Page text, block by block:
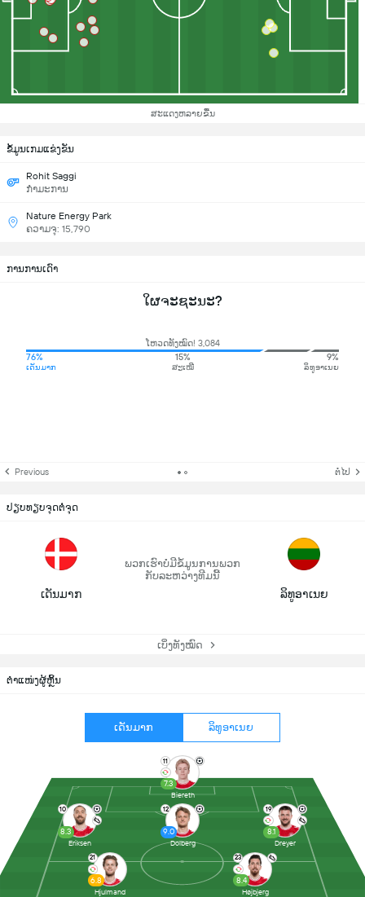
ສະແດງຫລາຍຂື້ນ
ຕຳແໜ່ງຜູ້ຫຼິ້ນ
ເດັນມາກ ລິທູອາເນຍ
21
6.8
Hjulmand
23
8.4
Højbjerg
10
8.3
Eriksen
12
9.0
Dolberg
19
8.1
Dreyer
11
7.3
Biereth
ຂ້ໍມູນເກມແຂ່ງຂັນ
Rohit Saggi
ກຳມະການ
Nature Energy Park
ຄວາມຈຸ: 15,790
ການການເດົາ
ໃຜຈະຊະນະ?
ໂຫວດທັງໝົດ! 3,084
76%
ເດັນມາກ
15%
ສະເໝີ
9%
ລິທູອາເນຍ
Previous ຕໍ່ໄປ
ປຽບທຽບຈຸດຕໍ່ຈຸດ
ເດັນມາກ
ພວກເຮົາບໍ່ມີຂໍ້ມູນການພວກ
ກັບລະຫວ່າງທີມນີ້
ລິທູອາເນຍ
ເບິ່ງທັງໝົດ